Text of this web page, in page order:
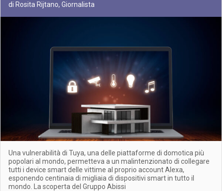
di Rosita Rijtano, Giornalista
Una vulnerabilità di Tuya, una delle piattaforme di domotica più
popolari al mondo, permetteva a un malintenzionato di collegare
tutti i device smart delle vittime al proprio account Alexa,
esponendo centinaia di migliaia di dispositivi smart in tutto il
mondo. La scoperta del Gruppo Abissi